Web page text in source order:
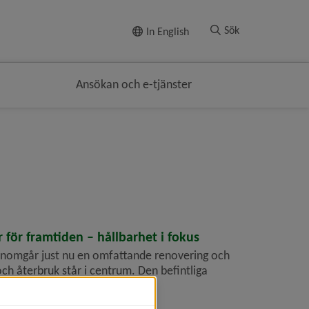
In English Sök
Ansökan och e-tjänster
för framtiden – hållbarhet i fokus
just nu en omfattande renovering och
återbruk står i centrum. Den befintliga